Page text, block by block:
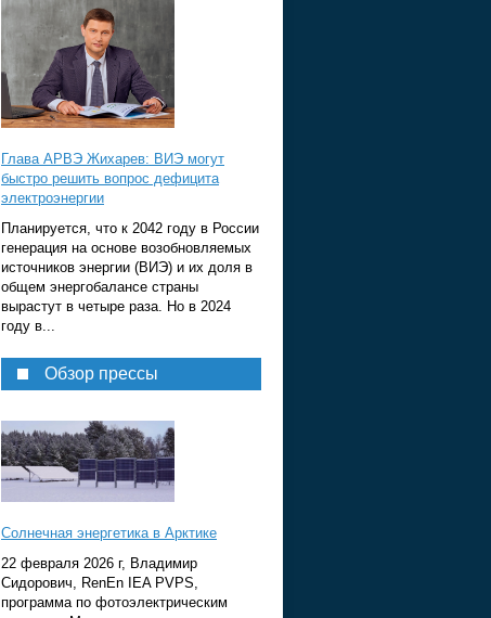
Глава АРВЭ Жихарев: ВИЭ могут
быстро решить вопрос дефицита
электроэнергии
Планируется, что к 2042 году в России
генерация на основе возобновляемых
источников энергии (ВИЭ) и их доля в
общем энергобалансе страны
вырастут в четыре раза. Но в 2024
году в...
Обзор прессы
Солнечная энергетика в Арктике
22 февраля 2026 г, Владимир
Сидорович, RenEn IEA PVPS,
программа по фотоэлектрическим